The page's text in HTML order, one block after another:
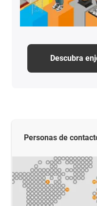
Descubra
Personas de